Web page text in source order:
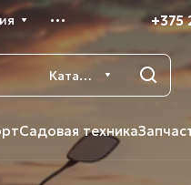
+375
Каталог
Садовая техника